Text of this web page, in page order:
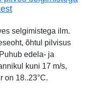
selgimistega ilm.
õhtul pilvisus
edela- ja
kuni 17 m/s,
on 18..23°C.